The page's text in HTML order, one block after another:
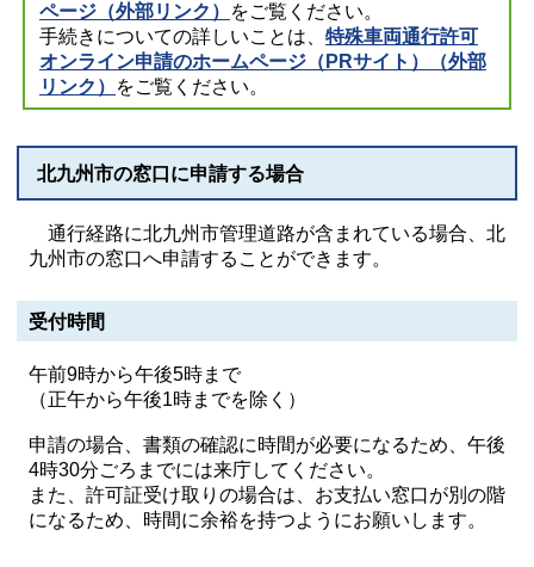
ページ（外部リンク）
をご覧ください。
手続きについての詳しいことは、 特殊車両通行許可
オンライン申請のホームページ（PRサイト）（外部
リンク）
をご覧ください。
北九州市の窓口に申請する場合
通行経路に北九州市管理道路が含まれている場合、北
九州市の窓口へ申請することができます。
受付時間
午前9時から午後5時まで
（正午から午後1時までを除く）
申請の場合、書類の確認に時間が必要になるため、午後
4時30分ごろまでには来庁してください。
また、許可証受け取りの場合は、お支払い窓口が別の階
になるため、時間に余裕を持つようにお願いします。